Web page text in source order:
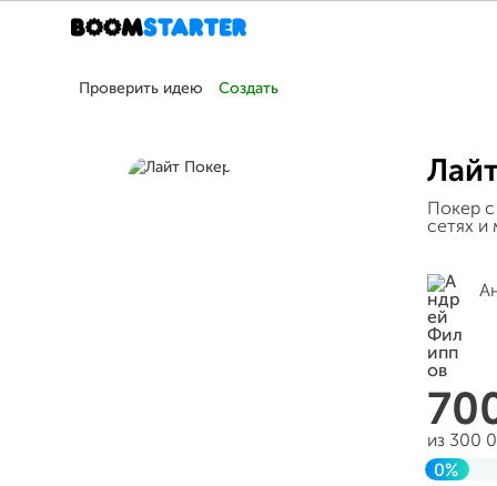
Проверить идею Создать
Покер
сетях и
из 300
0%